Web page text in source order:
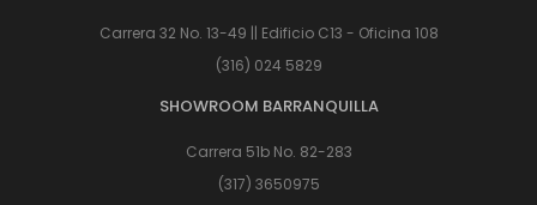
Carrera 32 No. 13-49 || Edificio C13 - Oficina 108
(316) 024 5829
SHOWROOM BARRANQUILLA
Carrera 51b No. 82-283
(317) 3650975